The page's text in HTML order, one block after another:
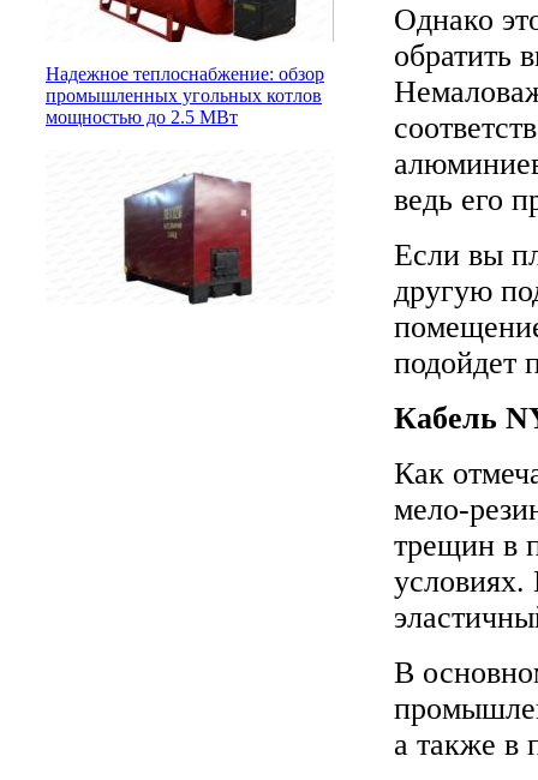
Надежное теплоснабжение: обзор
промышленных угольных котлов
мощностью до 2.5 МВт
Однако
обратить
ведь его
Если вы
другую
подойдет
Кабель
Как
мело-
трещин в
условиях.
В
а также в